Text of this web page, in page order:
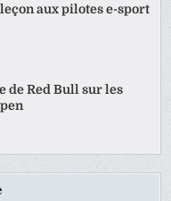
aux pilotes e-sport
de Red Bull sur les